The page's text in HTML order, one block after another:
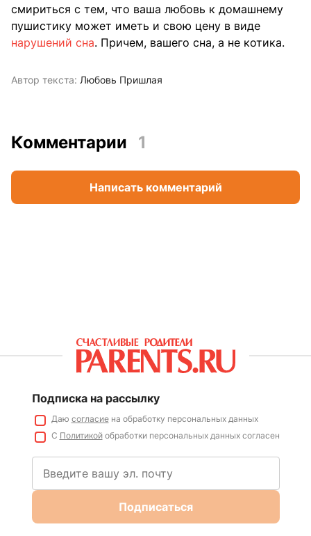
смириться с тем, что ваша любовь к домашнему
пушистику может иметь и свою цену в виде
нарушений сна. Причем, вашего сна, а не котика.
Автор текста: Любовь Пришлая
Комментарии 1
Написать комментарий
Подписка на рассылку
Даю согласиена обработку персональных данных
С Политикойобработки персональных данных согласен
Подписаться